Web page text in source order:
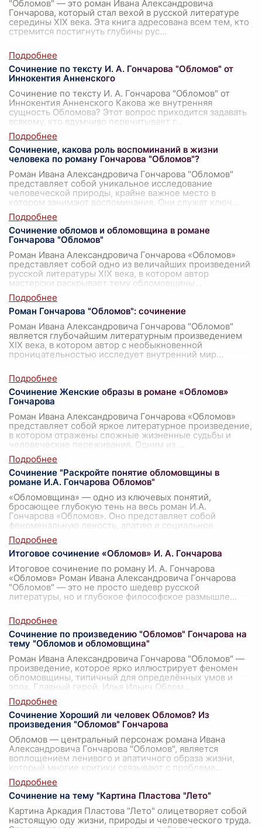
"Обломов" — это роман Ивана Александровича
Гончарова, который стал вехой в русской литературе
середины XIX века. Эта книга адресована всем тем, кто
стремится постигнуть глубины рус...
Сочинение по тексту И. А. Гончарова "Обломов" от
Иннокентия Анненского
Сочинение по тексту И. А. Гончарова "Обломов" от
Иннокентия Анненского Какова же внутренняя
сущность Обломова? Этот вопрос приходится задавать
всякому, кто вдумчиво перечитывает г
Сочинение, какова роль воспоминаний в жизни
человека по роману Гончарова "Обломов"?
Роман Ивана Александровича Гончарова "Обломов"
представляет собой уникальное исследование
человеческой природы, крайне важное место в
котором занимают воспоминания. Они служат ключ
Сочинение обломов и обломовщина в романе
Гончарова "Обломов"
Роман Ивана Александровича Гончарова «Обломов»
представляет собой одно из величайших произведений
русской литературы XIX века, в котором автор
мастерски раскрывает тему обломовщины
Роман Гончарова "Обломов": сочинение
Роман Ивана Александровича Гончарова "Обломов"
является глубочайшим литературным произведением
XIX века, в котором автор с необыкновенной
проницательностью исследует внутренний мир...
Сочинение Женские образы в романе «Обломов»
Гончарова
Роман Ивана Александровича Гончарова «Обломов»
представляет собой яркое литературное произведение,
в котором отражены сложные жизненные судьбы и
человеческие переживания. Одним из
Сочинение "Раскройте понятие обломовщины в
романе И.А. Гончарова Обломов"
«Обломовщина» — одно из ключевых понятий,
бросающее глубокую тень на весь роман И.А.
Гончарова «Обломов». Оно представляет собой
феноменальную леность, апатию и социальное
бездейст
Итоговое сочинение «Обломов» И. А. Гончарова
Итоговое сочинение по роману И. А. Гончарова
«Обломов» Роман Ивана Александровича Гончарова
"Обломов" — это не просто шедевр русской
литературы, но и глубокое философское размышле...
Сочинение по произведению "Обломов" Гончарова на
тему "Обломов и обломовщина"
Роман Ивана Александровича Гончарова "Обломов" —
произведение, которое ярко иллюстрирует феномен
обломовщины, типичный для определённых умов и
эпох. Главный герой, Илья Ильич Облом
Сочинение Хороший ли человек Обломов? Из
произведения "Обломов" Гончарова
Обломов — центральный персонаж романа Ивана
Александровича Гончарова "Обломов", является
воплощением ленивого и апатичного образа жизни,
который многие критики связывают с проблема
Сочинение на тему "Картина Пластова "Лето"
Картина Аркадия Пластова "Лето" олицетворяет собой
настоящую оду жизни, природы и человеческого труда.